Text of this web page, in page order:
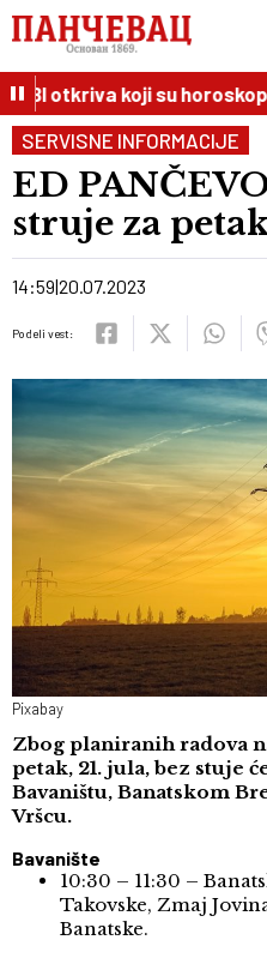
otkriva koji su
SERVISNE INFORMACIJE
ED
struje za
14:59 20.07.2023
Podeli vest:
Pixabay
Zbog planiranih radova
petak, 21. jula, bez stuje
Bavaništu, Banatskom
Vršcu.
Bavanište
10:30 – 11:30 –
Takovske, Zmaj
Banatske.